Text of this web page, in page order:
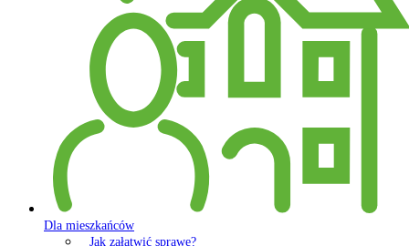
Dla mieszkańców
Jak załatwić sprawę?